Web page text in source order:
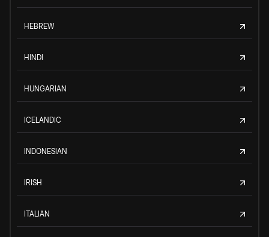
HEBREW
HINDI
HUNGARIAN
ICELANDIC
INDONESIAN
IRISH
ITALIAN